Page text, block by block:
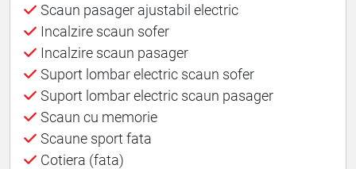
Scaun pasager ajustabil electric
Incalzire scaun sofer
Incalzire scaun pasager
Suport lombar electric scaun sofer
Suport lombar electric scaun pasager
Scaun cu memorie
Scaune sport fata
Cotiera (fata)